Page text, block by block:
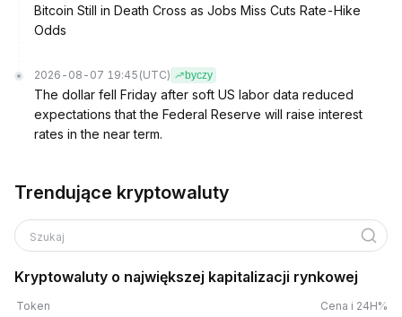
Bitcoin Still in Death Cross as Jobs Miss Cuts Rate-Hike
Odds
2026-08-07 19:45 (UTC) byczy
The dollar fell Friday after soft US labor data reduced
expectations that the Federal Reserve will raise interest
rates in the near term.
Trendujące kryptowaluty
Szukaj
Kryptowaluty o największej kapitalizacji rynkowej
Token Cena i 24H%